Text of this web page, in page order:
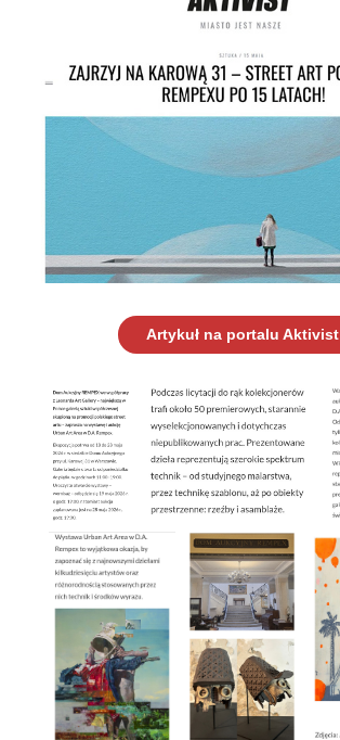
Artykuł na portalu Aktivist